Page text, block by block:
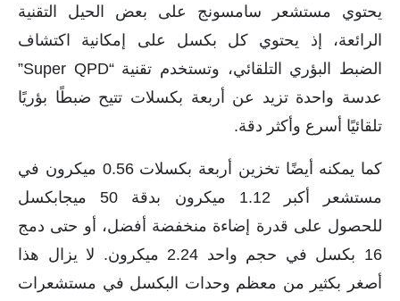
يحتوي مستشعر سامسونج على بعض الحيل التقنية
الرائعة، إذ يحتوي كل بكسل على إمكانية اكتشاف
الضبط البؤري التلقائي، وتستخدم تقنية “Super QPD”
عدسة واحدة تزيد عن أربعة بكسلات تتيح ضبطًا بؤريًا
تلقائيًا أسرع وأكثر دقة.
كما يمكنه أيضًا تخزين أربعة بكسلات 0.56 ميكرون في
مستشعر أكبر 1.12 ميكرون بدقة 50 ميجابكسل
للحصول على قدرة إضاءة منخفضة أفضل، أو حتى دمج
16 بكسل في حجم واحد 2.24 ميكرون. لا يزال هذا
أصغر بكثير من معظم وحدات البكسل في مستشعرات